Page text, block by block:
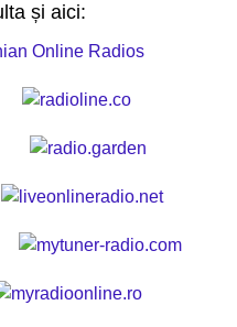
și aici: